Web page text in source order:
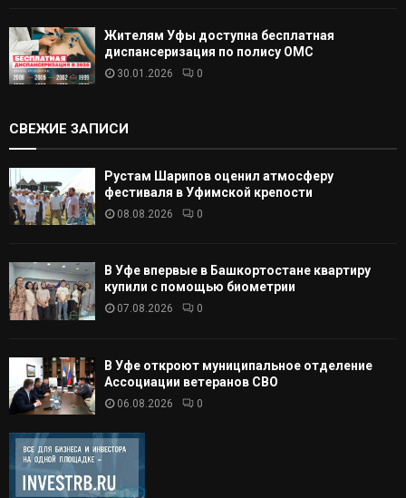
Жителям Уфы доступна бесплатная
диспансеризация по полису ОМС
30.01.2026 0
СВЕЖИЕ ЗАПИСИ
Рустам Шарипов оценил атмосферу
фестиваля в Уфимской крепости
08.08.2026 0
В Уфе впервые в Башкортостане квартиру
купили с помощью биометрии
07.08.2026 0
В Уфе откроют муниципальное отделение
Ассоциации ветеранов СВО
06.08.2026 0